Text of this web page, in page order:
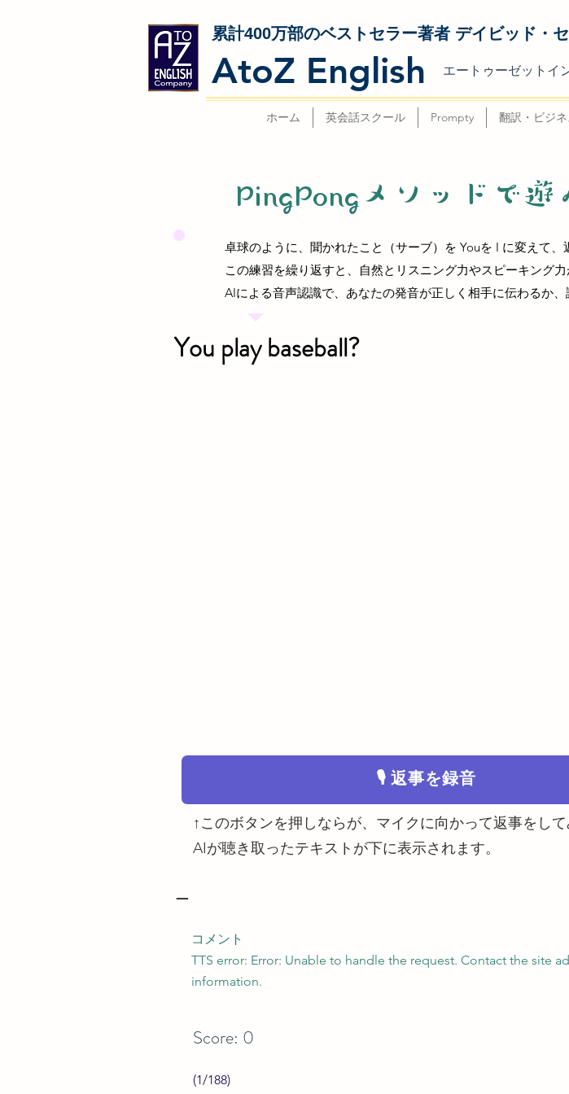
累計400万部のベストセラー著者 デイビッド・
エートゥーゼットイ
AtoZ English
ホーム 英会話スクール Prompty 翻訳・ビジ
PingPongメソッドで遊
卓球のように、聞かれたこと（サーブ）を Youを I に変えて、
この練習を繰り返すと、自然とリスニング力やスピーキング力
AIによる音声認識で、あなたの発音が正しく相手に伝わるか
You play baseball?
🎙️ 返事を録音
↑このボタンを押しならが、マイクに向かって返事をして
AIが聴き取ったテキストが下に表示されます。
—
コメント
TTS error: Error: Unable to handle the request. Contact the site
information.
Score: 0
(1/188)